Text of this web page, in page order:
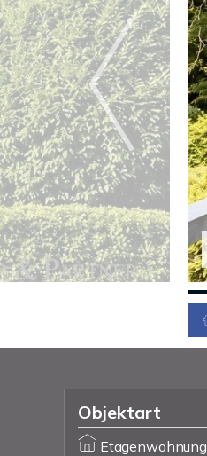
Objektart
Etagenwohnung